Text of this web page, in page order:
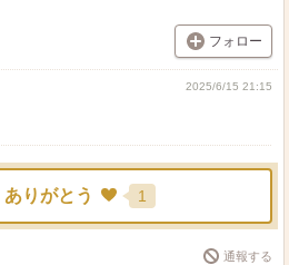
フォロー
2025/6/15 21:15
ありがとう 1
通報する